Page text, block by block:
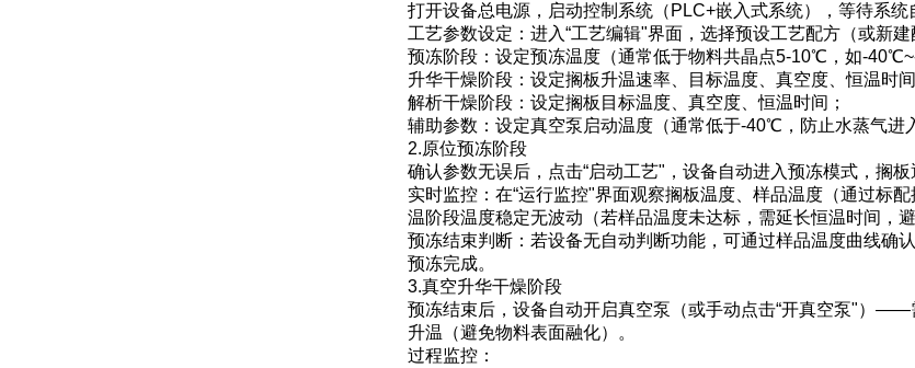
打开设备总电源，启动控制系统（PLC+嵌入式系统），等待系统
工艺参数设定：进入“工艺编辑"界面，选择预设工艺配方（或新
预冻阶段：设定预冻温度（通常低于物料共晶点5-10℃，如-
升华干燥阶段：设定搁板升温速率、目标温度、真空度、恒温时间
解析干燥阶段：设定搁板目标温度、真空度、恒温时间；
辅助参数：设定真空泵启动温度（通常低于-40℃，防止水蒸气进
2.原位预冻阶段
确认参数无误后，点击“启动工艺"，设备自动进入预冻模式，搁板
实时监控：在“运行监控"界面观察搁板温度、样品温度（通过标
温阶段温度稳定无波动（若样品温度未达标，需延长恒温时间，
预冻结束判断：若设备无自动判断功能，可通过样品温度曲线
预冻完成。
3.真空升华干燥阶段
预冻结束后，设备自动开启真空泵（或手动点击“开真空泵"）
升温（避免物料表面融化）。
过程监控：